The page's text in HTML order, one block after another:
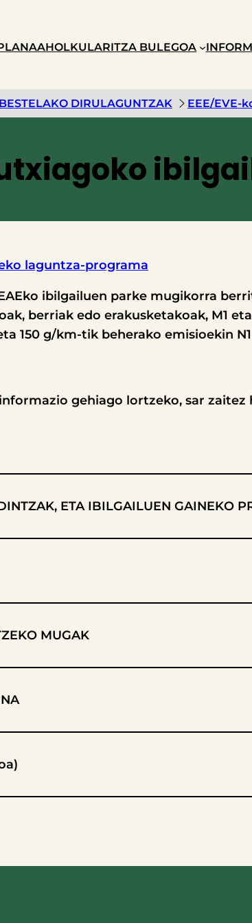
AHOLKULARITZA BULEGOA
BESTELAKO DIRULAGUNTZAK EEE/EVE-
laguntza-programa
ibilgailuen parke mugikorra
berriak edo erakusketakoak, M1
150 g/km-tik beherako emisioekin
gehiago lortzeko, sar zaitez
ETA IBILGAILUEN GAINEKO
MUGAK